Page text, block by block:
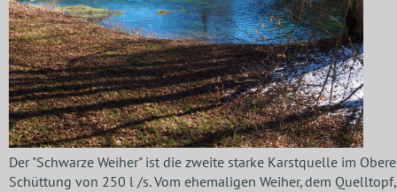
Der "Schwarze Weiher" ist die zweite starke Karstquelle im
Schüttung von 250 l /s. Vom ehemaligen Weiher, dem